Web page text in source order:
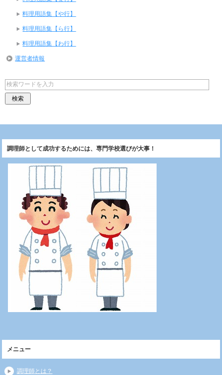
料理用語集【や行】
料理用語集【ら行】
料理用語集【わ行】
運営者情報
調理師として成功するためには、専門学校選びが大事！
メニュー
調理師とは？